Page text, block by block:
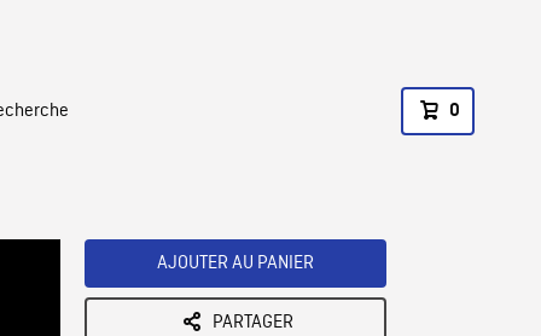
0
AJOUTER AU PANIER
PARTAGER